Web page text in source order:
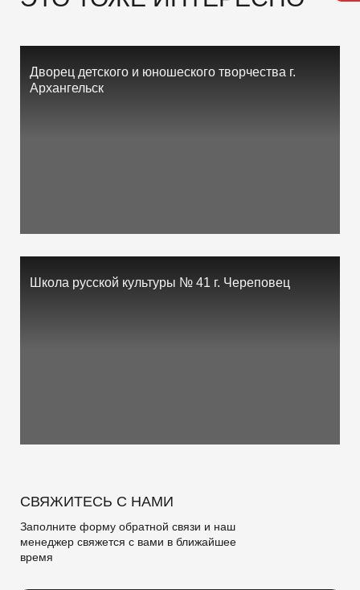
Дворец детского и юношеского творчества г.
Архангельск
Школа русской культуры № 41 г. Череповец
СВЯЖИТЕСЬ С НАМИ
Заполните форму обратной связи и наш
менеджер свяжется с вами в ближайшее
время